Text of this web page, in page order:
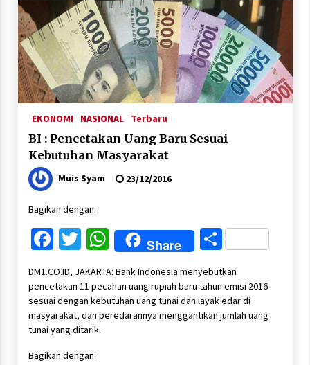
EKONOMI NASIONAL Terbaru
BI : Pencetakan Uang Baru Sesuai
Kebutuhan Masyarakat
Muis Syam 23/12/2016
Bagikan dengan:
Facebook
Twitter
WhatsApp
Share Share
DM1.CO.ID, JAKARTA: Bank Indonesia menyebutkan
pencetakan 11 pecahan uang rupiah baru tahun emisi 2016
sesuai dengan kebutuhan uang tunai dan layak edar di
masyarakat, dan peredarannya menggantikan jumlah uang
tunai yang ditarik.
Bagikan dengan: